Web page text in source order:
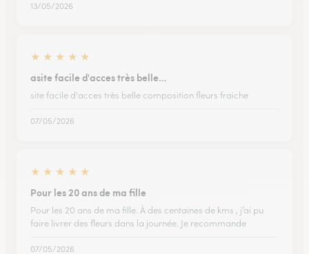
13/05/2026
★ ★ ★ ★ ★
asite facile d'acces très belle…
site facile d'acces très belle composition fleurs fraiche
07/05/2026
★ ★ ★ ★ ★
Pour les 20 ans de ma fille
Pour les 20 ans de ma fille. À des centaines de kms , j’ai pu
faire livrer des fleurs dans la journée. Je recommande
07/05/2026